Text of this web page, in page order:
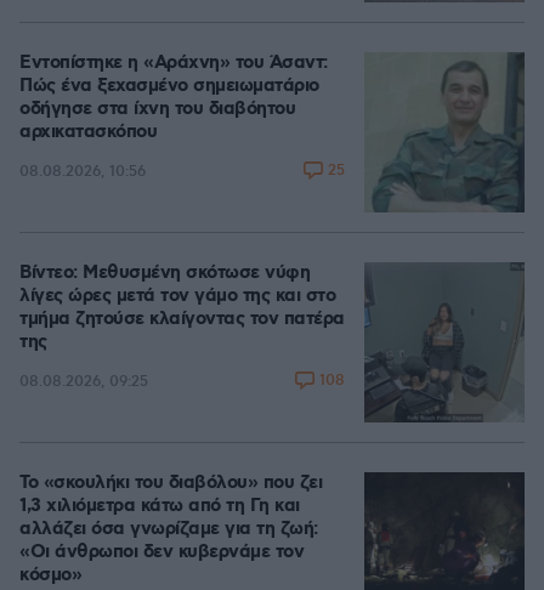
Εντοπίστηκε η «Αράχνη» του Άσαντ:
Πώς ένα ξεχασμένο σημειωματάριο
οδήγησε στα ίχνη του διαβόητου
αρχικατασκόπου
08.08.2026, 10:56 25
Βίντεο: Μεθυσμένη σκότωσε νύφη
λίγες ώρες μετά τον γάμο της και στο
τμήμα ζητούσε κλαίγοντας τον πατέρα
της
08.08.2026, 09:25 108
Το «σκουλήκι του διαβόλου» που ζει
1,3 χιλιόμετρα κάτω από τη Γη και
αλλάζει όσα γνωρίζαμε για τη ζωή:
«Οι άνθρωποι δεν κυβερνάμε τον
κόσμο»